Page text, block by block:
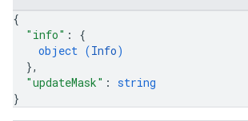
{
"info" : {
object (Info)
},
"updateMask" : string
}